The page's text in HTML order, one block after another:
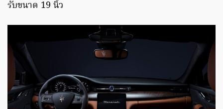
รับขนาด 19 นิ้ว